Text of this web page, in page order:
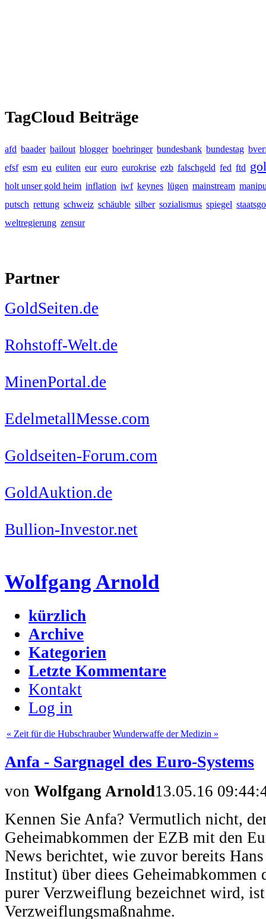
TagCloud Beiträge
afd baader bailout blogger boehringer bundesbank bundestag
efsf esm eu euliten eur euro eurokrise ezb falschgeld fed ftd
holt unser gold heim inflation iwf keynes lügen mainstream
putsch rettung schweiz schäuble silber sozialismus spiegel
weltregierung zensur
Partner
GoldSeiten.de
Rohstoff-Welt.de
MinenPortal.de
EdelmetallMesse.com
Goldseiten-Forum.com
GoldAuktion.de
Bullion-Investor.net
Wolfgang Arnold
kürzlich
Archive
Kategorien
Letzte Kommentare
Kontakt
Log in
« Zeit für die Hubschrauber Wunderwaffe der Medizin »
Anfa - Sargnagel des Euro-Systems
von Wolfgang Arnold13.05.16
Kennen Sie Anfa? Vermutlich nicht,
Geheimabkommen der EZB mit den
News berichtet, wie zuvor bereits
Institut) über diees Geheimabkommen
purer Verzweiflung bezeichnet wird,
Verzweiflungsmaßnahme.